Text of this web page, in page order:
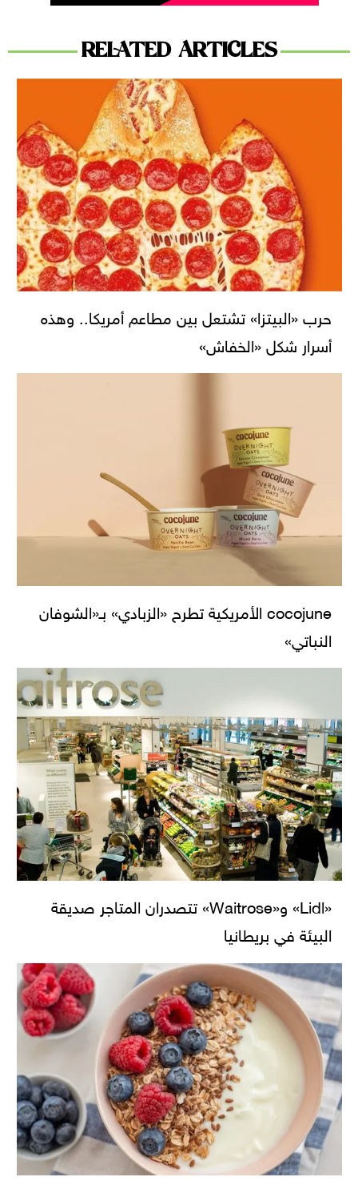
RELATED ARTICLES
حرب «البيتزا» تشتعل بين مطاعم أمريكا.. وهذه
أسرار شكل «الخفاش»
cocojune الأمريكية تطرح «الزبادي» بـ«الشوفان
النباتي»
«Lidl» و«Waitrose» تتصدران المتاجر صديقة
البيئة في بريطانيا